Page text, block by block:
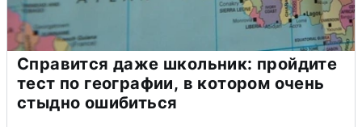
Справится даже школьник: пройдите
тест по географии, в котором очень
стыдно ошибиться